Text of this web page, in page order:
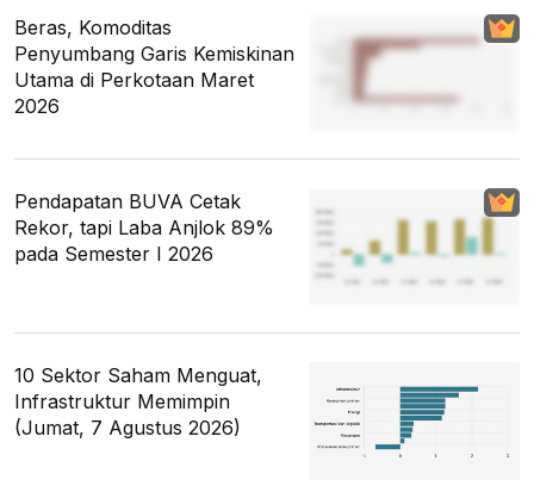
Beras, Komoditas
Penyumbang Garis Kemiskinan
Utama di Perkotaan Maret
2026
Pendapatan BUVA Cetak
Rekor, tapi Laba Anjlok 89%
pada Semester I 2026
10 Sektor Saham Menguat,
Infrastruktur Memimpin
(Jumat, 7 Agustus 2026)